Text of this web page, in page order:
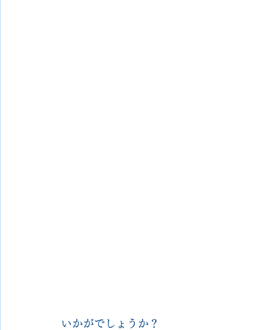
いかがでしょうか？